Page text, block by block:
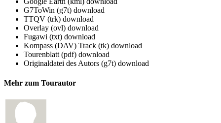
G7ToWin (g7t) download
TTQV (trk) download
Overlay (ovl) download
Fugawi (txt) download
Kompass (DAV) Track (tk) download
Tourenblatt (pdf) download
Originaldatei des Autors (g7t) download
Mehr zum Tourautor